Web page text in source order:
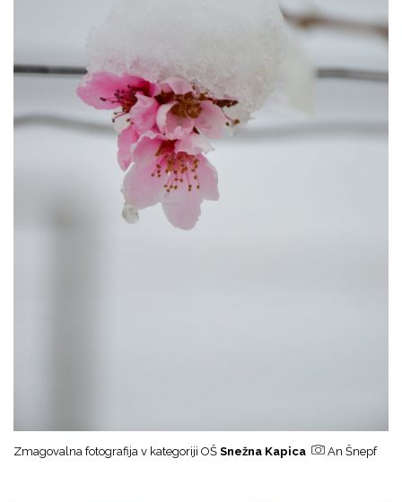
Zmagovalna fotografija v kategoriji OŠ Snežna Kapica An Šnepf